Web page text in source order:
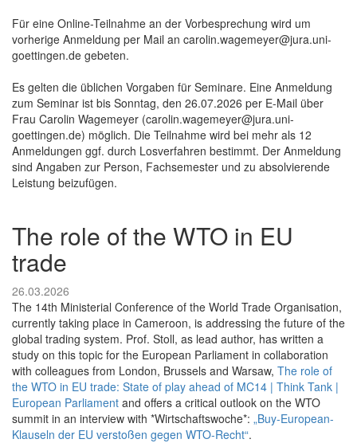
Für eine Online-Teilnahme an der Vorbesprechung wird um
vorherige Anmeldung per Mail an carolin.wagemeyer@jura.uni-
goettingen.de gebeten.
Es gelten die üblichen Vorgaben für Seminare. Eine Anmeldung
zum Seminar ist bis Sonntag, den 26.07.2026 per E-Mail über
Frau Carolin Wagemeyer (carolin.wagemeyer@jura.uni-
goettingen.de) möglich. Die Teilnahme wird bei mehr als 12
Anmeldungen ggf. durch Losverfahren bestimmt. Der Anmeldung
sind Angaben zur Person, Fachsemester und zu absolvierende
Leistung beizufügen.
The role of the WTO in EU
trade
26.03.2026
The 14th Ministerial Conference of the World Trade Organisation,
currently taking place in Cameroon, is addressing the future of the
global trading system. Prof. Stoll, as lead author, has written a
study on this topic for the European Parliament in collaboration
with colleagues from London, Brussels and Warsaw, The role of
the WTO in EU trade: State of play ahead of MC14 | Think Tank |
European Parliament and offers a critical outlook on the WTO
summit in an interview with *Wirtschaftswoche*: „Buy-European-
Klauseln der EU verstoßen gegen WTO-Recht“.